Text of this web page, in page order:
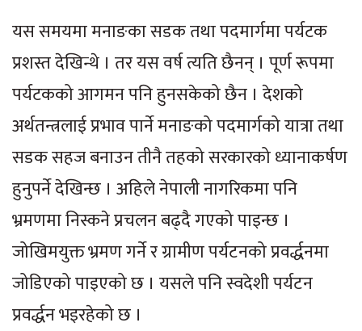
यस समयमा मनाङका सडक तथा पदमार्गमा पर्यटक
प्रशस्त देखिन्थे । तर यस वर्ष त्यति छैनन् । पूर्ण रूपमा
पर्यटकको आगमन पनि हुनसकेको छैन । देशको
अर्थतन्त्रलाई प्रभाव पार्ने मनाङको पदमार्गको यात्रा तथा
सडक सहज बनाउन तीनै तहको सरकारको ध्यानाकर्षण
हुनुपर्ने देखिन्छ । अहिले नेपाली नागरिकमा पनि
भ्रमणमा निस्कने प्रचलन बढ्दै गएको पाइन्छ ।
जोखिमयुक्त भ्रमण गर्ने र ग्रामीण पर्यटनको प्रवर्द्धनमा
जोडिएको पाइएको छ । यसले पनि स्वदेशी पर्यटन
प्रवर्द्धन भइरहेको छ ।